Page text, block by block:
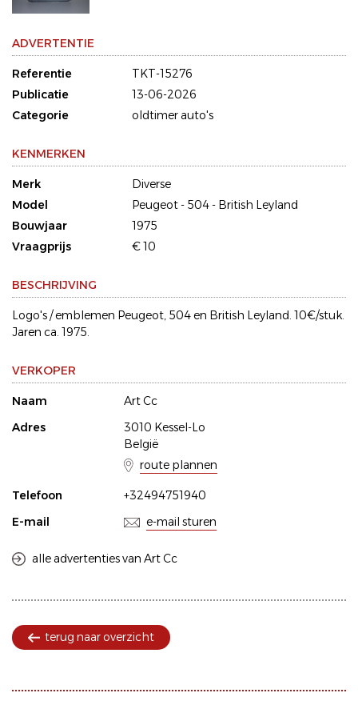
ADVERTENTIE
Referentie
TKT-15276
Publicatie
13-06-2026
Categorie
oldtimer auto's
KENMERKEN
Merk
Diverse
Model
Peugeot - 504 - British Leyland
Bouwjaar
1975
Vraagprijs
€ 10
BESCHRIJVING
Logo's / emblemen Peugeot, 504 en British Leyland. 10€/stuk.
Jaren ca. 1975.
VERKOPER
Naam
Art Cc
Adres
3010 Kessel-Lo
België
route plannen
Telefoon
+32494751940
E-mail
e-mail sturen
alle advertenties van Art Cc
terug naar overzicht